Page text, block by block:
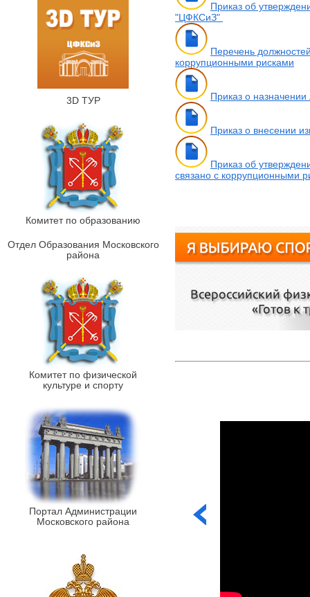
3D ТУР
Комитет по образованию
Отдел Образования Московского
района
Комитет по физической
культуре и спорту
Портал Администрации
Московского района
Приказ об
"ЦФКСиЗ"
Перечень
коррупционными рисками
Приказ о
Приказ o внесении
Приказ об
связано с коррупционными